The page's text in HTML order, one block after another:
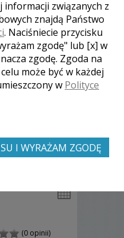
(0 opinii)
informacji związanych z
znajdą Państwo
. Naciśniecie przycisku
zgodę" lub [x] w
zgodę. Zgoda na
może być w każdej
w Polityce
I WYRAŻAM ZGODĘ